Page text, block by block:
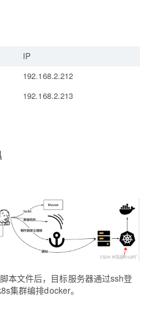
IP
192.168.2.212
192.168.2.213
本文件后，目标服务器通过ssh登
集群编排docker。